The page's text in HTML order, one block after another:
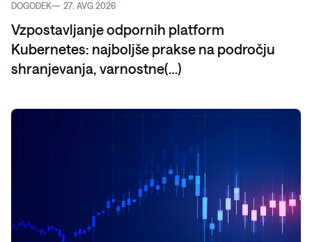
DOGODEK 27. AVG 2026
Vzpostavljanje odpornih platform
Kubernetes: najboljše prakse na področju
shranjevanja, varnostne(…)